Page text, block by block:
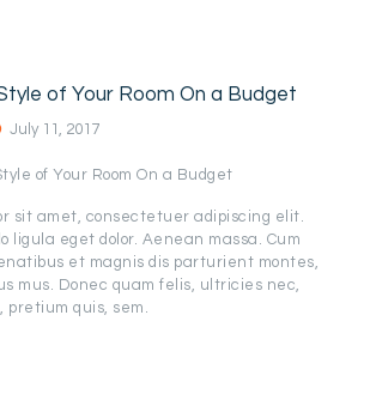
of Your Room On a Budget
July 11, 2017
sit amet, consectetuer adipiscing elit.
ligula eget dolor. Aenean massa. Cum
et magnis dis parturient montes,
mus. Donec quam felis, ultricies nec,
quis, sem.